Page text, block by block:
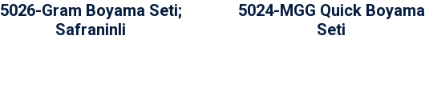
5026-Gram Boyama Seti;
Safraninli
5024-MGG Quick Boyama
Seti